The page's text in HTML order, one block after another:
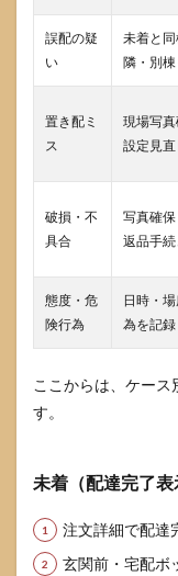
誤配の疑
い
未着と
隣・別
置き配ミ
ス
現場写真
設定見直
破損・不
具合
写真確
返品手
態度・危
険行為
日時・
為を記録
ここからは、ケース
す。
未着（配達完了
注文詳細で配達
玄関前・宅配ボ